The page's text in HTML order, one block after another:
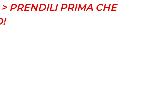
PRENDILI PRIMA CHE